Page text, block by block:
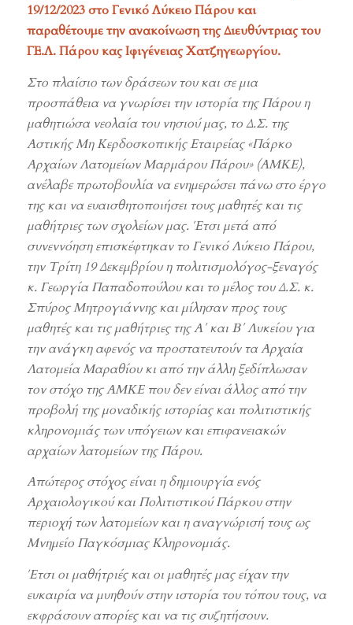
19/12/2023 στο Γενικό Λύκειο Πάρου και
παραθέτουμε την ανακοίνωση της Διευθύντριας του
ΓΕ.Λ. Πάρου κας Ιφιγένειας Χατζηγεωργίου.
Στο πλαίσιο των δράσεων του και σε μια
προσπάθεια να γνωρίσει την ιστορία της Πάρου η
μαθητιώσα νεολαία του νησιού μας, το Δ.Σ. της
Αστικής Μη Κερδοσκοπικής Εταιρείας «Πάρκο
Αρχαίων Λατομείων Μαρμάρου Πάρου» (ΑΜΚΕ),
ανέλαβε πρωτοβουλία να ενημερώσει πάνω στο έργο
της και να ευαισθητοποιήσει τους μαθητές και τις
μαθήτριες των σχολείων μας. Έτσι μετά από
συνεννόηση επισκέφτηκαν το Γενικό Λύκειο Πάρου,
την Τρίτη 19 Δεκεμβρίου η πολιτισμολόγος-ξεναγός
κ. Γεωργία Παπαδοπούλου και το μέλος του Δ.Σ. κ.
Σπύρος Μητρογιάννης και μίλησαν προς τους
μαθητές και τις μαθήτριες της Α΄ και Β΄ Λυκείου για
την ανάγκη αφενός να προστατευτούν τα Αρχαία
Λατομεία Μαραθίου κι από την άλλη ξεδίπλωσαν
τον στόχο της ΑΜΚΕ που δεν είναι άλλος από την
προβολή της μοναδικής ιστορίας και πολιτιστικής
κληρονομιάς των υπόγειων και επιφανειακών
αρχαίων λατομείων της Πάρου.
Απώτερος στόχος είναι η δημιουργία ενός
Αρχαιολογικού και Πολιτιστικού Πάρκου στην
περιοχή των λατομείων και η αναγνώρισή τους ως
Μνημείο Παγκόσμιας Κληρονομιάς.
Έτσι οι μαθήτριές και οι μαθητές μας είχαν την
ευκαιρία να μυηθούν στην ιστορία του τόπου τους, να
εκφράσουν απορίες και να τις συζητήσουν.